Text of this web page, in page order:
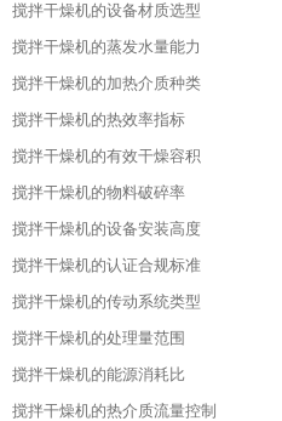
搅拌干燥机的设备材质选型
搅拌干燥机的蒸发水量能力
搅拌干燥机的加热介质种类
搅拌干燥机的热效率指标
搅拌干燥机的有效干燥容积
搅拌干燥机的物料破碎率
搅拌干燥机的设备安装高度
搅拌干燥机的认证合规标准
搅拌干燥机的传动系统类型
搅拌干燥机的处理量范围
搅拌干燥机的能源消耗比
搅拌干燥机的热介质流量控制